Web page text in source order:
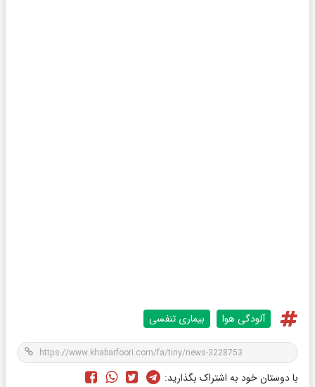
آلودگی هوا بیماری تنفسی
با دوستان خود به اشتراک بگذارید: